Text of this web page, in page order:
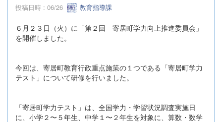
投稿日時 : 06/26 教育指導課
６月２３日（火）に「第２回 寄居町学力向上推進委員会」
を開催しました。
今回は、寄居町教育行政重点施策の１つである「寄居町学力
テスト」について研修を行いました。
「寄居町学力テスト」は、全国学力・学習状況調査実施日
に、小学２〜５年生、中学１〜２年生を対象に、算数・数学